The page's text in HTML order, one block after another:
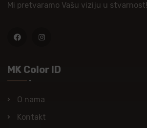
Mi pretvaramo Vašu viziju u stvarnost!
MK Color ID
O nama
Kontakt